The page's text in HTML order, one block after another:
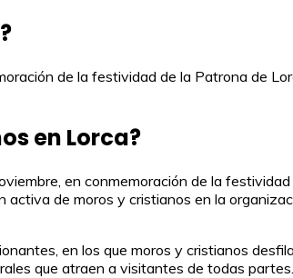
de la festividad de la Patrona de
en Lorca?
en conmemoración de la
de moros y cristianos en la
en los que moros y cristianos
que atraen a visitantes de todas partes.